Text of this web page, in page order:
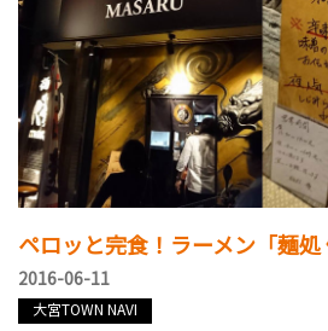
ペロッと完食！ラーメン「麺処
2016-06-11
大宮TOWN NAVI